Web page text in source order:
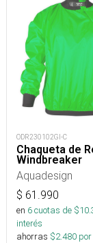
ODR230102GI-C
Chaqueta de
Windbreaker
Aquadesign
$ 61.990
en 6cuotas de $
interés
ahorras $2.480 por